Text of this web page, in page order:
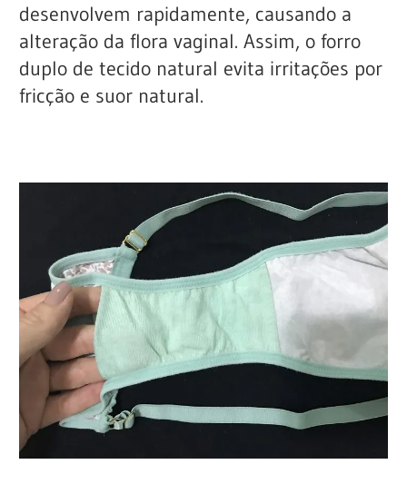
desenvolvem rapidamente, causando a
alteração da flora vaginal. Assim, o forro
duplo de tecido natural evita irritações por
fricção e suor natural.